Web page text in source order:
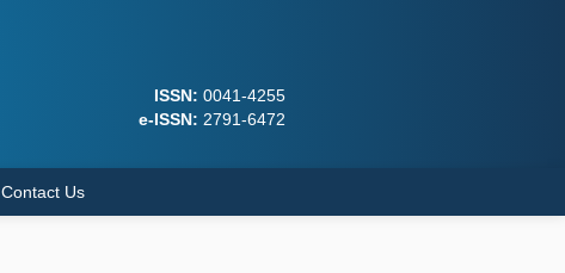
ISSN: 0041-4255
e-ISSN: 2791-6472
Contact Us